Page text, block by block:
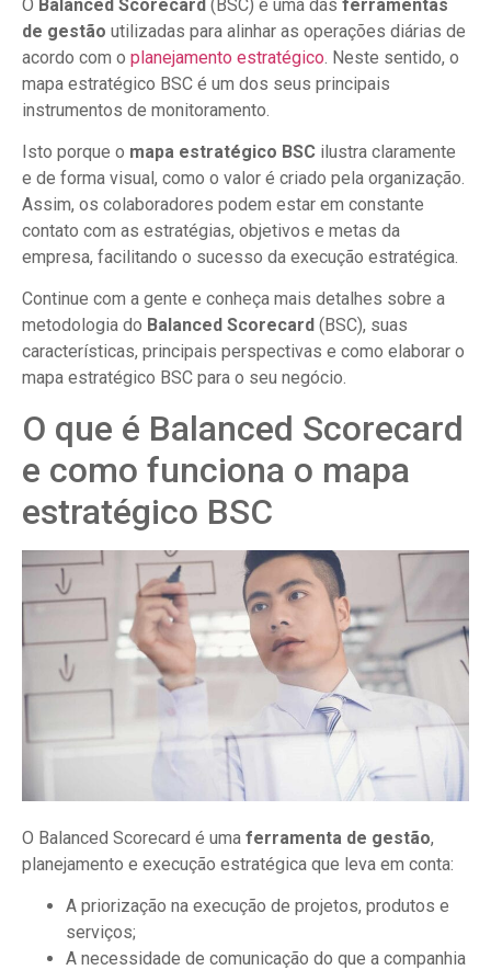
O Balanced Scorecard (BSC) é uma das ferramentas
de gestão utilizadas para alinhar as operações diárias de
acordo com o planejamento estratégico . Neste sentido, o
mapa estratégico BSC é um dos seus principais
instrumentos de monitoramento.
Isto porque o mapa estratégico BSC ilustra claramente
e de forma visual, como o valor é criado pela organização.
Assim, os colaboradores podem estar em constante
contato com as estratégias, objetivos e metas da
empresa, facilitando o sucesso da execução estratégica.
Continue com a gente e conheça mais detalhes sobre a
metodologia do Balanced Scorecard (BSC), suas
características, principais perspectivas e como elaborar o
mapa estratégico BSC para o seu negócio.
O que é Balanced Scorecard
e como funciona o mapa
estratégico BSC
O Balanced Scorecard é uma ferramenta de gestão,
planejamento e execução estratégica que leva em conta:
A priorização na execução de projetos, produtos e
serviços;
A necessidade de comunicação do que a companhia